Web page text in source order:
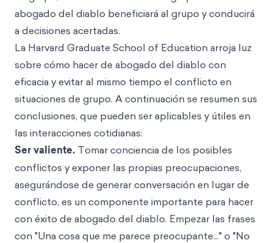
abogado del diablo beneficiará al grupo y conducirá
a decisiones acertadas.
La Harvard Graduate School of Education arroja luz
sobre cómo hacer de abogado del diablo con
eficacia y evitar al mismo tiempo el conflicto en
situaciones de grupo. A continuación se resumen sus
conclusiones, que pueden ser aplicables y útiles en
las interacciones cotidianas:
Ser valiente. Tomar conciencia de los posibles
conflictos y exponer las propias preocupaciones,
asegurándose de generar conversación en lugar de
conflicto, es un componente importante para hacer
con éxito de abogado del diablo. Empezar las frases
con "Una cosa que me parece preocupante..." o "No